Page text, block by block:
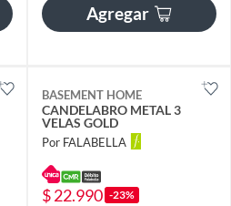
Agregar
BASEMENT HOME
CANDELABRO METAL 3
VELAS GOLD
Por FALABELLA
$ 22.990 -23%